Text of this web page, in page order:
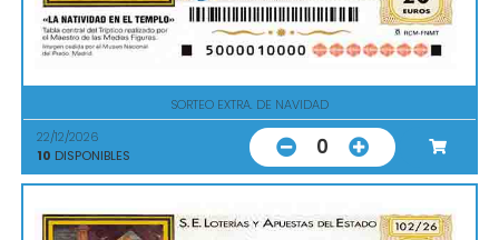
SORTEO EXTRA. DE NAVIDAD
22/12/2026
10 DISPONIBLES 0